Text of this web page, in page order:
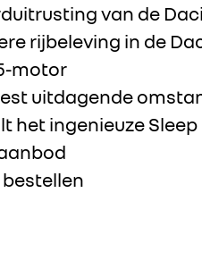
van de
rijbeleving in de
motor
uitdagende
het ingenieuze